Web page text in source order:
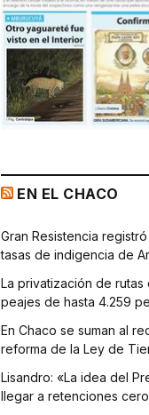
EN EL CHACO
Gran Resistencia
tasas de indigencia de
La privatización de
peajes de hasta 4.259
En Chaco se suman al
reforma de la Ley de
Lisandro: «La idea del
llegar a retenciones